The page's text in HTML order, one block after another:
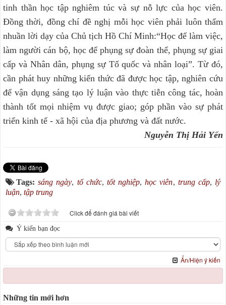
tinh thần học tập nghiêm túc và sự nỗ lực của học viên.
Đồng thời, đồng chí đề nghị mỗi học viên phải luôn thấm
nhuần lời dạy của Chủ tịch Hồ Chí Minh:“Học để làm việc,
làm người cán bộ, học để phụng sự đoàn thể, phụng sự giai
cấp và Nhân dân, phụng sự Tổ quốc và nhân loại”. Từ đó,
cần phát huy những kiến thức đã được học tập, nghiên cứu
để vận dụng sáng tạo lý luận vào thực tiễn công tác, hoàn
thành tốt mọi nhiệm vụ được giao; góp phần vào sự phát
triển kinh tế - xã hội của địa phương và đất nước.
Nguyễn Thị Hải Yến
Tags:sáng ngày, tổ chức, tốt nghiệp,học viên, trung cấp, lý
luận, tập trung
Click để đánh giá bài viết
Ý kiến bạn đọc
Ẩn/Hiện ý kiến
Những tin mới hơn